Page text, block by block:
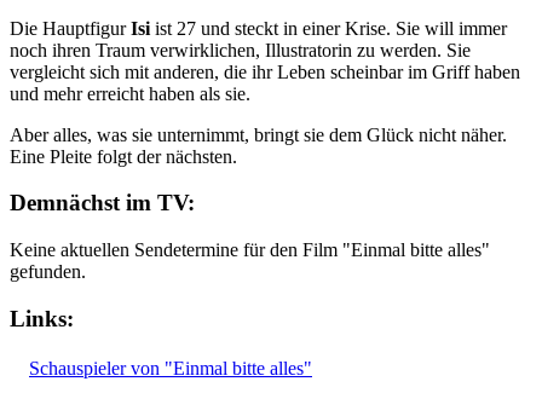
Die HauptfigurIsi ist 27 und steckt in einer Krise. Sie will immer
noch ihren Traum verwirklichen, Illustratorin zu werden. Sie
vergleicht sich mit anderen, die ihr Leben scheinbar im Griff haben
und mehr erreicht haben als sie.
Aber alles, was sie unternimmt, bringt sie dem Glück nicht näher.
Eine Pleite folgt der nächsten.
Demnächst im TV:
Keine aktuellen Sendetermine für den Film "Einmal bitte alles"
gefunden.
Links:
Schauspieler von "Einmal bitte alles"